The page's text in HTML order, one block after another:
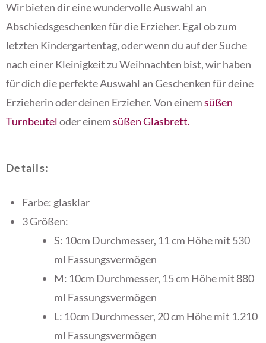
Wir bieten dir eine wundervolle Auswahl an
Abschiedsgeschenken für die Erzieher. Egal ob zum
letzten Kindergartentag, oder wenn du auf der Suche
nach einer Kleinigkeit zu Weihnachten bist, wir haben
für dich die perfekte Auswahl an Geschenken für deine
Erzieherin oder deinen Erzieher. Von einemsüßen
Turnbeuteloder einemsüßen Glasbrett.
Details:
Farbe: glasklar
3 Größen:
S: 10cm Durchmesser, 11 cm Höhe mit 530
ml Fassungsvermögen
M: 10cm Durchmesser, 15 cm Höhe mit 880
ml Fassungsvermögen
L: 10cm Durchmesser, 20 cm Höhe mit 1.210
ml Fassungsvermögen